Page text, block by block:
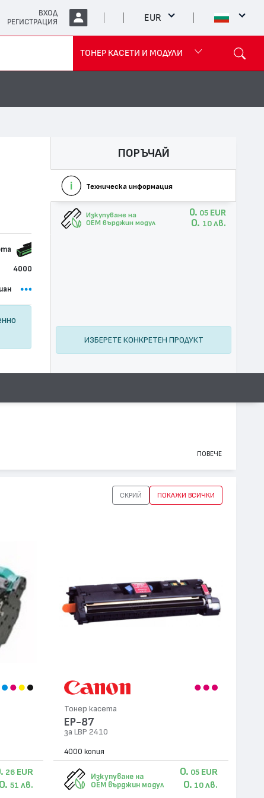
ВХОД
РЕГИСТРАЦИЯ
EUR
ТОНЕР КАСЕТИ И МОДУЛИ
4000
ПОРЪЧАЙ
Техническа информация
Изкупуване на
OEM върджин модул
0. 05 EUR
0. 10 лв.
ИЗБЕРЕТЕ КОНКРЕТЕН ПРОДУКТ
ПОВЕЧЕ
СКРИЙ ПОКАЖИ ВСИЧКИ
26 EUR
0. 51 лв.
Тонер касета
EP-87
за LBP 2410
4000 копия
Изкупуване на
OEM върджин модул
0. 05 EUR
0. 10 лв.